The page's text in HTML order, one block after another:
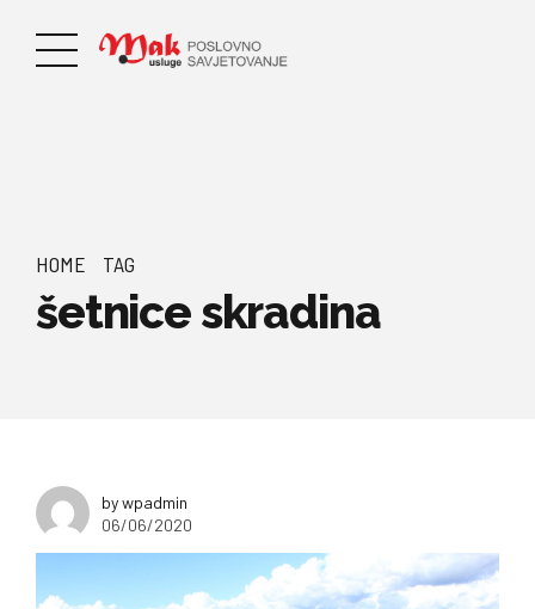
HOME TAG
šetnice skradina
by wpadmin
06/06/2020